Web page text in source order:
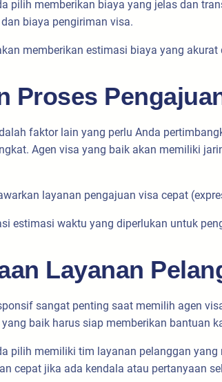
pilih memberikan biaya yang jelas dan
biaya pengiriman visa.
memberikan estimasi biaya yang
Proses
faktor lain yang perlu Anda
Agen visa yang baik akan memiliki
layanan pengajuan visa cepat
estimasi waktu yang diperlukan untuk
Layanan
sangat penting saat memilih agen
baik harus siap memberikan bantuan
pilih memiliki tim layanan pelanggan
cepat jika ada kendala atau pertanyaan